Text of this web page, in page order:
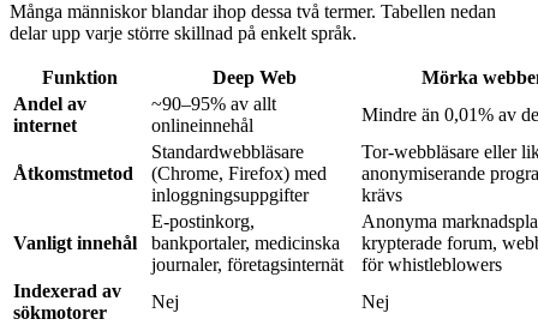
Många människor blandar ihop dessa två termer. Tabellen nedan
delar upp varje större skillnad på enkelt språk.
Funktion Deep Web
Mörka
Andel av
internet
~90–95% av allt
onlineinnehål
Mindre än 0,01% av
Åtkomstmetod
Standardwebbläsare
(Chrome, Firefox) med
inloggningsuppgifter
Tor-webbläsare eller
anonymiserande
krävs
Vanligt innehål
E-postinkorg,
bankportaler, medicinska
journaler, företagsinternät
Anonyma
krypterade forum,
för whistleblowers
Indexerad av
sökmotorer
Nej Nej